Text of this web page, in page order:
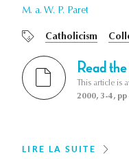
M. a. W. P. Paret
Catholicism
Read
This article is
2000, 3-4,
LIRE LA SUITE